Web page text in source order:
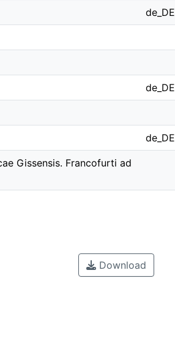
de_DE
de_DE
de_DE
Gissensis. Francofurti ad
Download